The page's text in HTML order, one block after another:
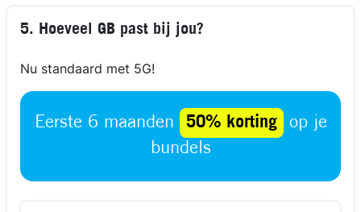
5. Hoeveel GB past bij jou?
Nu standaard met 5G!
Eerste 6 maanden 50% korting
op je
bundels